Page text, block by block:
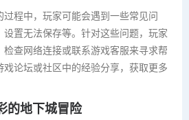
程中，玩家可能会遇到一些常见问
置无法保存等。针对这些问题，玩家
检查网络连接或联系游戏客服来寻求帮
戏论坛或社区中的经验分享，获取更多
的地下城冒险